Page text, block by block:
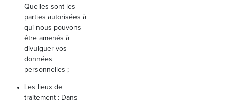
Quelles sont les
parties autorisées à
qui nous pouvons
être amenés à
divulguer vos
données
personnelles ;
Les lieux de
traitement : Dans